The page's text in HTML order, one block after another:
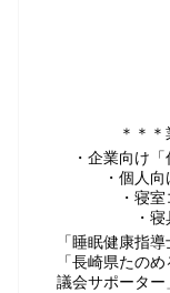
＊＊＊業
・企業向け「
・個人向け
・寝室コ
・寝具ア
「睡眠健康指
「長崎県たの
議会サポーター